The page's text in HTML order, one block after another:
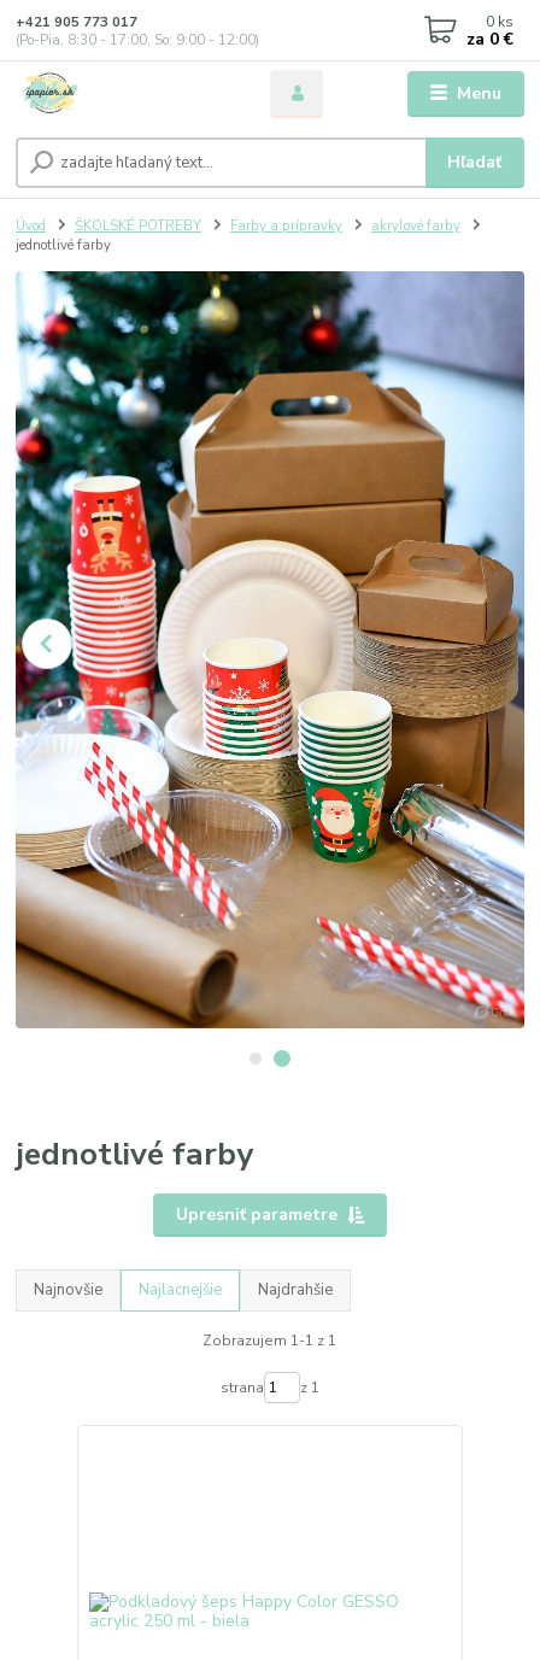
Menu
Hľadať
+421 905 773 017
(Po-Pia, 8:30 - 17:00, So: 9:00 - 12:00)
0 ks
za 0 €
Úvod ŠKOLSKÉ POTREBY Farby a prípravky
akrylové farby
jednotlivé farby
jednotlivé farby
Upresniť parametre
Najnovšie Najlacnejšie Najdrahšie
Zobrazujem 1-1 z 1
strana z 1